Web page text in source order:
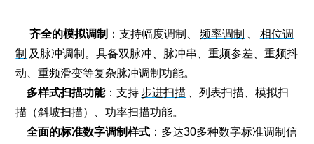
齐全的模拟调制 ：支持幅度调制 频率调制
相位调
制 及脉冲调制。具备双脉冲、脉冲串、重频参差、重频抖
动、重频滑变等复杂脉冲调制功能。
多样式扫描功能：支持步进扫描
、列表扫描、模拟扫
描（斜坡扫描）、功率扫描功能。
全面的标准数字调制样式 ：多达30多种数字标准调制信